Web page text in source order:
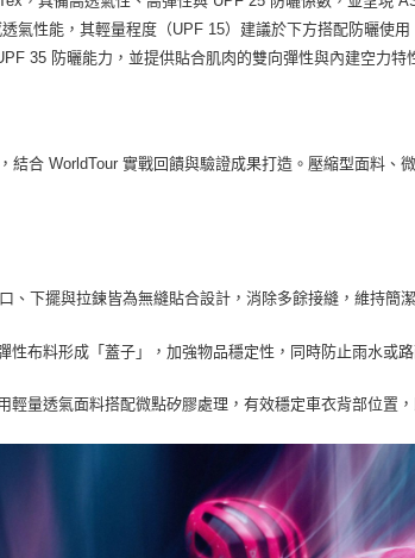
氣性能，其輕量程度（UPF 15）建議於下方搭配防曬使
35 防曬能力，並提供貼合肌肉的雙向彈性與內建空力特
結合 WorldTour 實戰回饋與驗證成果打造。壓縮型面料、
、下擺與拉鍊皆為無縫貼合設計，消除多餘接縫，維持簡
性布料形成「蓋子」，加強物品穩定性，同時防止雨水或路
輕量透氣面料搭配微點矽膠處理，有效穩定車衣背部位置